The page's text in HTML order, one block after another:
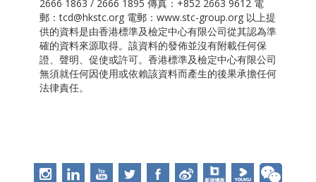
2666 1863 / 2666 1895 傳真：+852 2663 9612 電
郵：tcd@hkstc.org 電郵：www.stc-group.org 以上提
供的資料是由香港標準及檢定中心有限公司從其認為準
確的資料來源取得。該資料的發佈並沒有附載任何保
證、聲明、促使或許可。香港標準及檢定中心有限公司
無須就任何因使用或依賴該資料而產生的後果承擔任何
法律責任。